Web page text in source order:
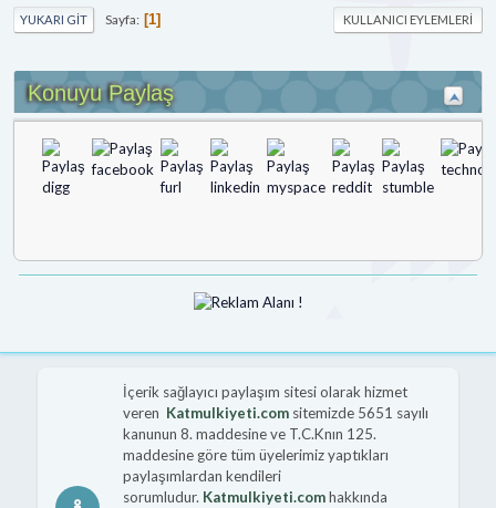
YUKARI GIT Sayfa 1 KULLANICI EYLEMLERI
Konuyu Paylaş
İçerik sağlayıcı paylaşım sitesi olarak hizmet
veren Katmulkiyeti.comsitemizde 5651 sayılı
kanunun 8. maddesine ve T.C.Knın 125.
maddesine göre tüm üyelerimiz yaptıkları
paylaşımlardan kendileri
sorumludur. Katmulkiyeti.comhakkında